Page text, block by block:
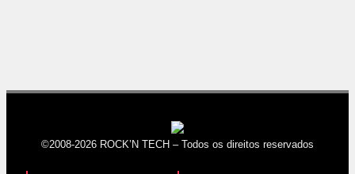
©2008-2026 ROCK’N TECH – Todos os direitos reservados